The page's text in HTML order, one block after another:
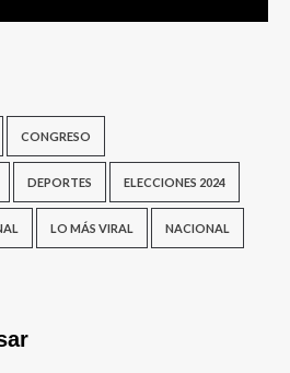
CONGRESO
DEPORTES ELECCIONES 2024
LO MÁS VIRAL NACIONAL